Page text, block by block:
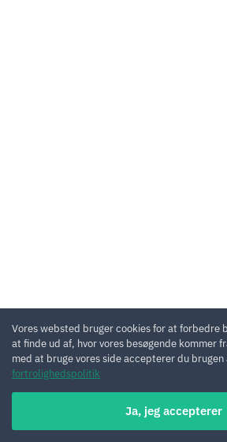
Vores websted bruger cookies for at forbedre
at finde ud af, hvor vores besøgende kommer
med at bruge vores side accepterer du brugen
fortrolighedspolitik
Ja, jeg accepterer